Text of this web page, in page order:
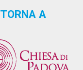
TORNA A